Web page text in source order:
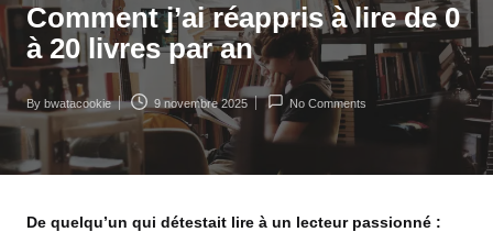
Comment j’ai réappris à lire de 0
à 20 livres par an
Posted
by
By bwatacookie 9 novembre 2025 No Comments
De quelqu’un qui détestait lire à un lecteur passionné :